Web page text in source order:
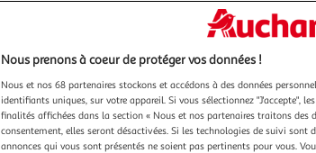
Nous prenons à coeur de protéger vos données !
Nous et nos 68 partenaires stockons et accédons à des données
identifiants uniques, sur votre appareil. Si vous sélectionnez "J'accepte",
finalités affichées dans la section « Nous et nos partenaires traitons des
consentement, elles seront désactivées. Si les technologies de suivi sont
annonces qui vous sont présentés ne soient pas pertinents pour vous.